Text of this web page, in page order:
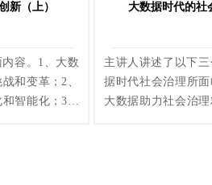
新（上）
容。1、大数
和变革；2、
智能化；3、
大数据时代的社
主讲人讲述了以下
据时代社会治理所
大数据助力社会治